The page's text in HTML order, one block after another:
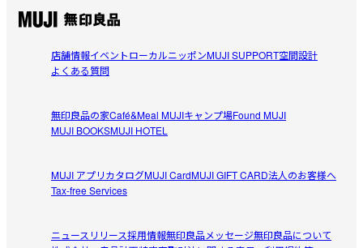
立ち仕事だと午後にはお尻が半分出るくらいですw残念
2026/05/27
網構造に問題ありかも
方に変えようと思います。
masa
最初の履き心地は良かったのですが、何回か履くとズリ上がってきて
下着に関しては値段高くしてもいいので、少し上質なライ
店舗情報イベントローカルニッポンMUJI SUPPORT空間設計
よくある質問
無印良品の家Café&Meal MUJIキャンプ場Found MUJI
MUJI BOOKSMUJI HOTEL
MUJI アプリカタログMUJI CardMUJI GIFT CARD法人のお客様へ
Tax-free Services
ニュースリリース採用情報無印良品メッセージ無印良品について